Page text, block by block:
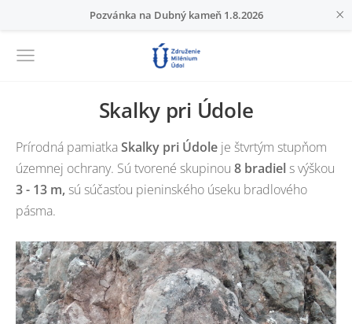
Pozvánka na Dubný kameň 1.8.2026 ×
Skalky pri Údole
Prírodná pamiatkaSkalky pri Údole je štvrtým stupňom
územnej ochrany. Sú tvorené skupinou 8 bradiel s výškou
3 - 13 m, sú súčasťou pieninského úseku bradlového
pásma.